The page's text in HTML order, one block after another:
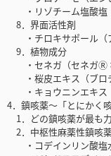
・リゾチーム塩酸塩
8．界面活性剤
・チロキサポール（
9．植物成分
・セネガ（セネガⓇ
・桜皮エキス（ブロ
・キョウニンエキス
4．鎮咳薬〜「とにかく
1．どの鎮咳薬が最も
2．中枢性麻薬性鎮咳
・コデインリン酸塩